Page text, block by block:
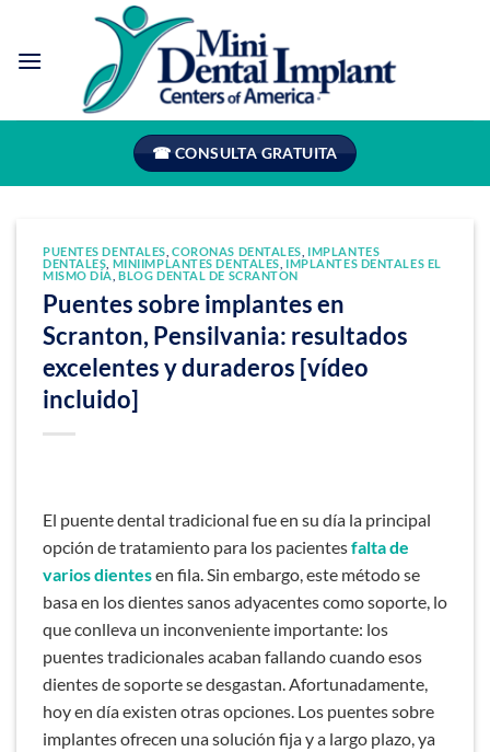
contenido
☎ CONSULTA GRATUITA
PUENTES DENTALES ,CORONAS DENTALES IMPLANTES
DENTALES MINIIMPLANTES DENTALES IMPLANTES DENTALES EL
MISMO DÍA ,BLOG DENTAL DE SCRANTON
Puentes sobre implantes en
Scranton, Pensilvania: resultados
excelentes y duraderos [vídeo
incluido]
El puente dental tradicional fue en su día la principal
opción de tratamiento para los pacientesfalta de
varios dientesen fila. Sin embargo, este método se
basa en los dientes sanos adyacentes como soporte, lo
que conlleva un inconveniente importante: los
puentes tradicionales acaban fallando cuando esos
dientes de soporte se desgastan. Afortunadamente,
hoy en día existen otras opciones. Los puentes sobre
implantes ofrecen una solución fija y a largo plazo, ya